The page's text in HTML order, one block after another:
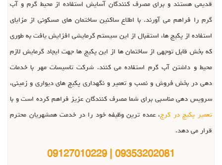
قدیمی هستند و برای مصرف کنندگان آسایش استفاده از محیط گرم و آب
گرم را فراهم می آورند. با اطلاع ساکنین ساختمان های مسکونی از مزایای
استفاده از پکیج ها، استقبال از این سیستم گرمایشی افزایش یافت به طوری
که بخش قابل توجهی از ساختمان ها از این پکیج ها جهت ایجاد گرمایش لازم
محیط و داشتن آب گرم استفاده می کنند. شرکت تاسیسات مهر با خدمات
دهی در بخش فروش و نصب و تعمیر و نگهداری پکیج های دیواری و زمینی،
سرویس دهی مناسبی برای شما مصرف کنندگان عزیز فراهم کرده است و با
تعمیر پکیج در کرج، عمده ترین وظیفه خود را در خدمت همشهریان محترم
قرار می دهد.
09353202081 | 09127010229